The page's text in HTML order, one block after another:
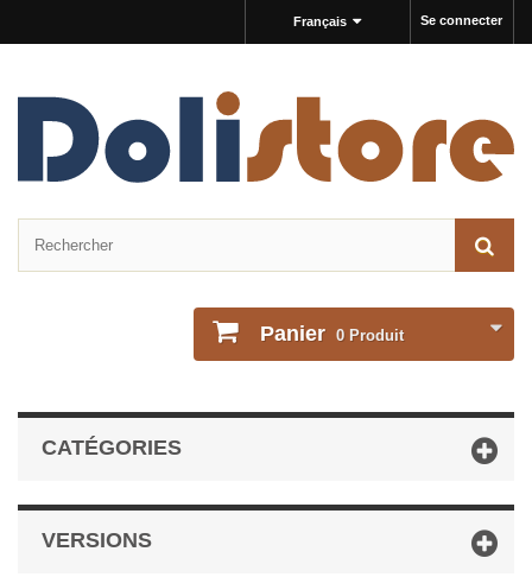
Se connecter
Français
Panier 0 Produit
CATÉGORIES
VERSIONS